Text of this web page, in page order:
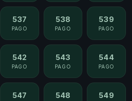
537
PAGO
538
PAGO
539
PAGO
542
PAGO
543
PAGO
544
PAGO
547 548 549